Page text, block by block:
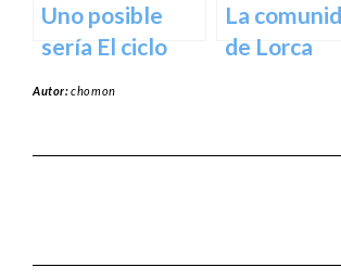
Uno posible
sería El ciclo
La
de Lorca
Autor:chomon